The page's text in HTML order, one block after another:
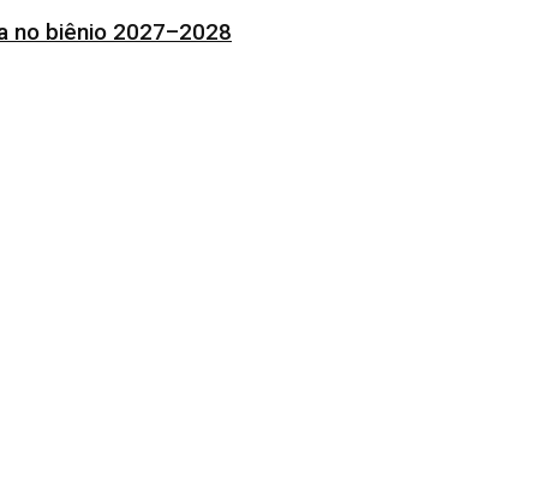
no biênio 2027–2028